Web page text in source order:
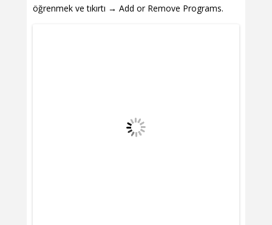
öğrenmek ve tıkırtı → Add or Remove Programs.